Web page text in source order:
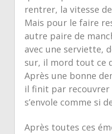
rentrer, la vitesse
Mais pour le faire
autre paire de
avec une serviette,
sur, il mord tout ce
Après une bonne
il finit par
s’envole comme si
Après toutes ces